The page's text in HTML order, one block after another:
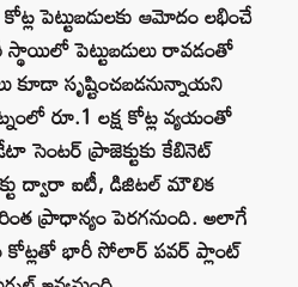
పెట్టుబడులకు ఆమోదం లభించే
పెట్టుబడులు రావడంతో
సృష్టించబడనున్నాయని
రూ.1 లక్ష కోట్ల వ్యయంతో
సెంటర్ ప్రాజెక్టుకు కేబినెట్
ద్వారా ఐటీ, డిజిటల్ మౌలిక
ప్రాధాన్యం పెరగనుంది. అలాగే
భారీ సోలార్ పవర్ ప్లాంట్